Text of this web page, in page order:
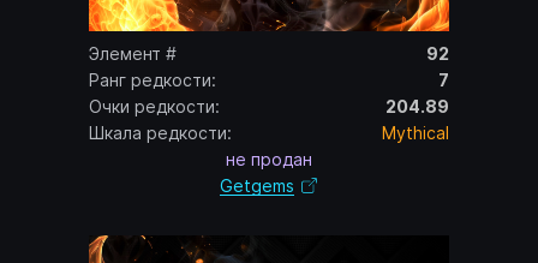
Элемент #
92
Ранг редкости:
7
Очки редкости:
204.89
Шкала редкости:
Mythical
не продан
Getgems